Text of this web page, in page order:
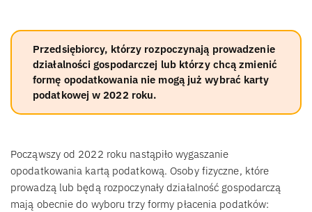
Przedsiębiorcy, którzy rozpoczynają prowadzenie
działalności gospodarczej lub którzy chcą zmienić
formę opodatkowania nie mogą już wybrać karty
podatkowej w 2022 roku.
Począwszy od 2022 roku nastąpiło wygaszanie
opodatkowania kartą podatkową. Osoby fizyczne, które
prowadzą lub będą rozpoczynały działalność gospodarczą
mają obecnie do wyboru trzy formy płacenia podatków: